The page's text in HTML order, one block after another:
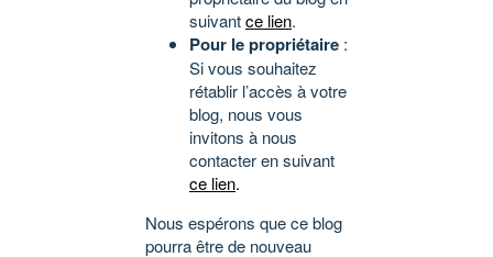
suivantce lien.
Pour le propriétaire :
Si vous souhaitez
rétablir l’accès à votre
blog, nous vous
invitons à nous
contacter en suivant
ce lien.
Nous espérons que ce blog
pourra être de nouveau